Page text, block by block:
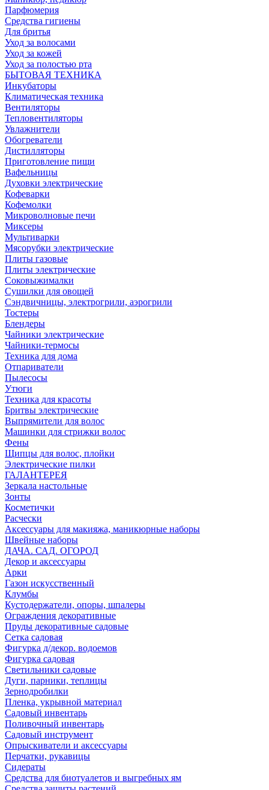
Парфюмерия
Средства гигиены
Для бритья
Уход за волосами
Уход за кожей
Уход за полостью рта
БЫТОВАЯ ТЕХНИКА
Инкубаторы
Климатическая техника
Вентиляторы
Тепловентиляторы
Увлажнители
Обогреватели
Дистилляторы
Приготовление пищи
Вафельницы
Духовки электрические
Кофеварки
Кофемолки
Микроволновые печи
Миксеры
Мультиварки
Мясорубки электрические
Плиты газовые
Плиты электрические
Соковыжималки
Сушилки для овощей
Сэндвичницы, электрогрили, аэрогрили
Тостеры
Блендеры
Чайники электрические
Чайники-термосы
Техника для дома
Отпариватели
Пылесосы
Утюги
Техника для красоты
Бритвы электрические
Выпрямители для волос
Машинки для стрижки волос
Фены
Щипцы для волос, плойки
Электрические пилки
ГАЛАНТЕРЕЯ
Зеркала настольные
Зонты
Косметички
Расчески
Аксессуары для макияжа, маникюрные наборы
Швейные наборы
ДАЧА. САД. ОГОРОД
Декор и аксессуары
Арки
Газон искусственный
Клумбы
Кустодержатели, опоры, шпалеры
Ограждения декоративные
Пруды декоративные садовые
Сетка садовая
Фигурка д/декор. водоемов
Фигурка садовая
Светильники садовые
Дуги, парники, теплицы
Зернодробилки
Пленка, укрывной материал
Садовый инвентарь
Поливочный инвентарь
Садовый инструмент
Опрыскиватели и аксессуары
Перчатки, рукавицы
Сидераты
Средства для биотуалетов и выгребных ям